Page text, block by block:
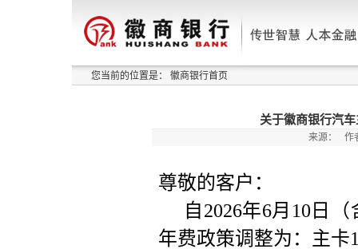
您当前的位置是： 徽商银行首页
关于徽商银行汽
来源： 作